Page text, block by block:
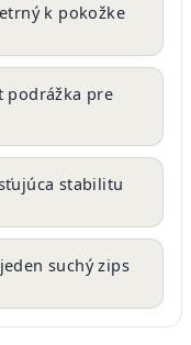
k pokožke
podrážka pre
stabilitu
suchý zips